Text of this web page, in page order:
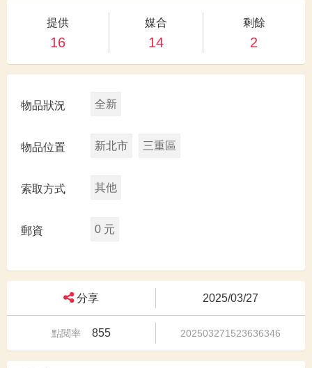
提供
16
媒合
14
剩餘
2
物品狀況 全新
物品位置 新北市 三重區
索取方式 其他
郵資 0 元
分享 2025/03/27
點閱率 855 202503271523636346